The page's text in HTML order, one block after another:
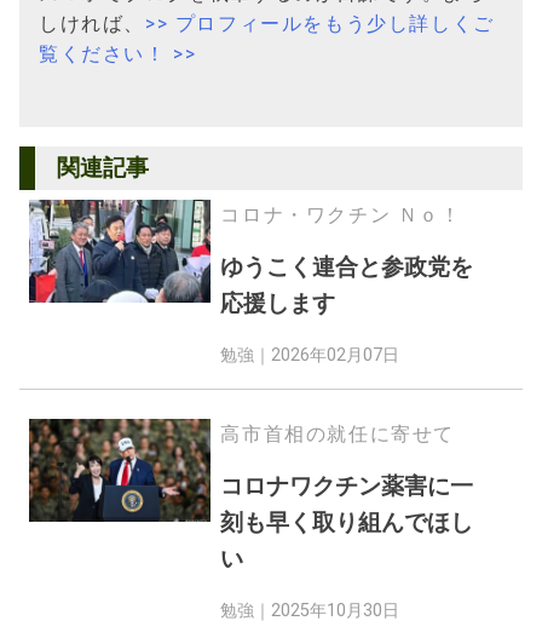
しければ、 >> プロフィールをもう少し詳しくご
覧ください！ >>
関連記事
コロナ・ワクチン Ｎｏ！
ゆうこく連合と参政党を
応援します
勉強｜2026年02月07日
高市首相の就任に寄せて
コロナワクチン薬害に一
刻も早く取り組んでほし
い
勉強｜2025年10月30日